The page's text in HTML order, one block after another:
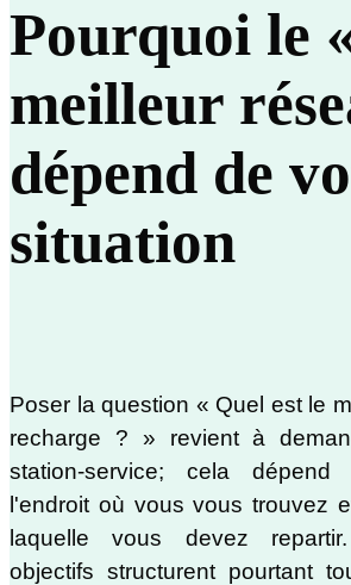
Pourquoi le
meilleur
dépend de
situation
Poser la question « Quel est le
recharge ? » revient à
station-service; cela dépend
l'endroit où vous vous trouvez
laquelle vous devez
objectifs structurent pourtant